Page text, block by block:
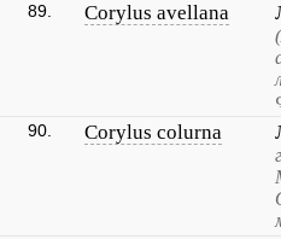
89. Corylus avellana
90. Corylus colurna